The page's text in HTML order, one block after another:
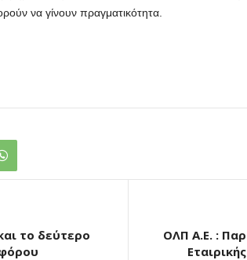
να γίνουν πραγματικότητα.
το δεύτερο
ΟΛΠ Α.Ε. :